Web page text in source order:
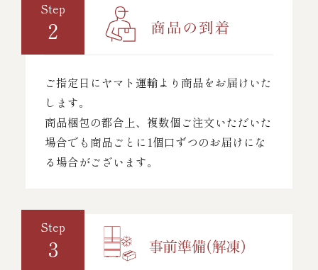
Step
2
ご指定日にヤマト運輸より商品をお届けいた
します。
商品梱包の都合上、複数個ご注文いただいた
場合でも商品ごとに1個口ずつのお届けにな
る場合がございます。
Step
3